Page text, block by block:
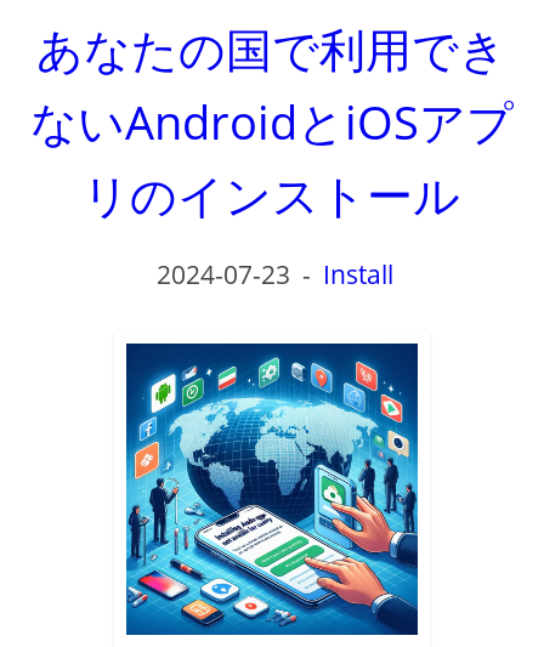
あなたの国で利用でき
ないAndroidとiOSアプ
リのインストール
2024-07-23 - Install